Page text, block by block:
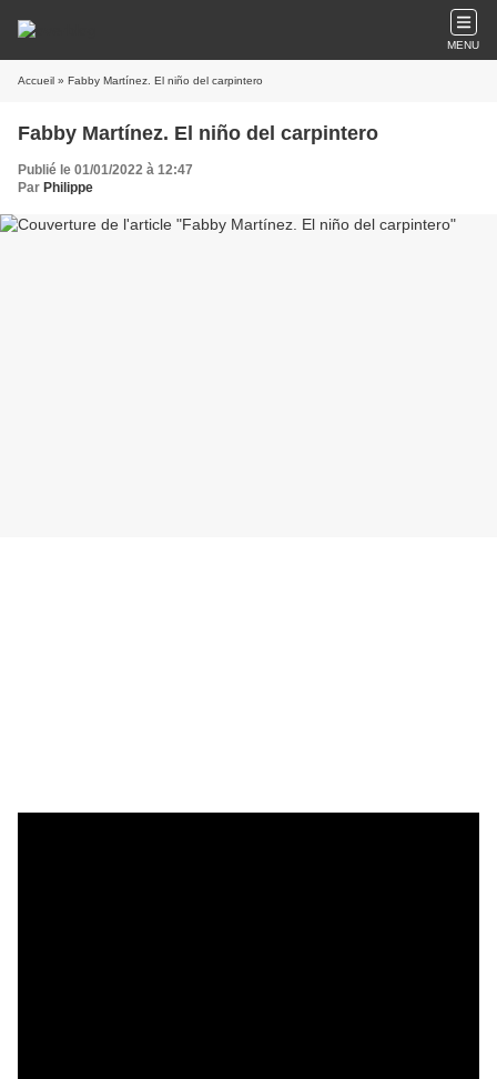
MENU
Accueil » Fabby Martínez. El niño del carpintero
Fabby Martínez. El niño del carpintero
Publié le 01/01/2022 à 12:47
Par Philippe